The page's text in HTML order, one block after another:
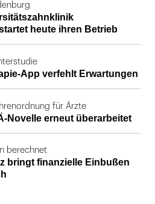
heute ihren Betrieb
App verfehlt Erwartungen
für Ärzte
Novelle erneut überarbeitet
berechnet
bringt finanzielle Einbußen